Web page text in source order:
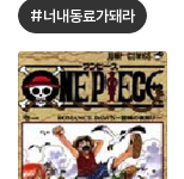
#너내동료가돼라